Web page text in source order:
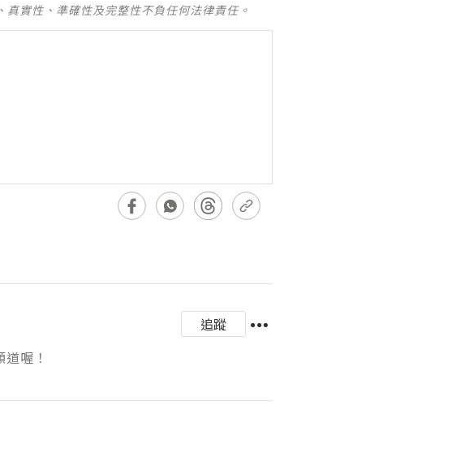
實性、準確性及完整性不負任何法律責任。
追蹤
喔！